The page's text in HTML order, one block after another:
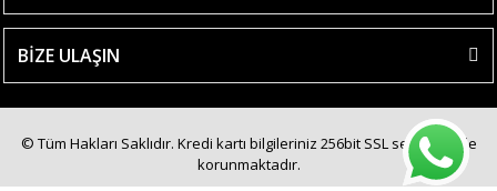
BİZE ULAŞIN
© Tüm Hakları Saklıdır. Kredi kartı bilgileriniz 256bit SSL sertifikası ile
korunmaktadır.